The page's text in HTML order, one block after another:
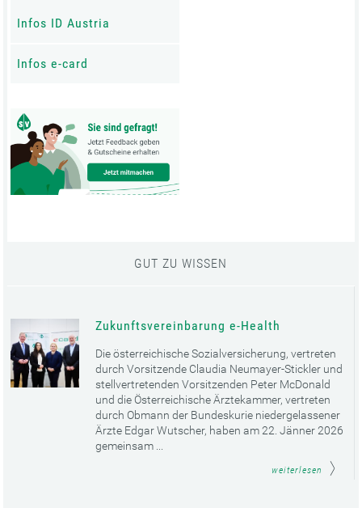
Infos ID Austria
Infos e-card
GUT ZU WISSEN
Zukunftsvereinbarung e-Health
Die österreichische Sozialversicherung, vertreten
durch Vorsitzende Claudia Neumayer-Stickler und
stellvertretenden Vorsitzenden Peter McDonald
und die Österreichische Ärztekammer, vertreten
durch Obmann der Bundeskurie niedergelassener
Ärzte Edgar Wutscher, haben am 22. Jänner 2026
gemeinsam ...
weiterlesen